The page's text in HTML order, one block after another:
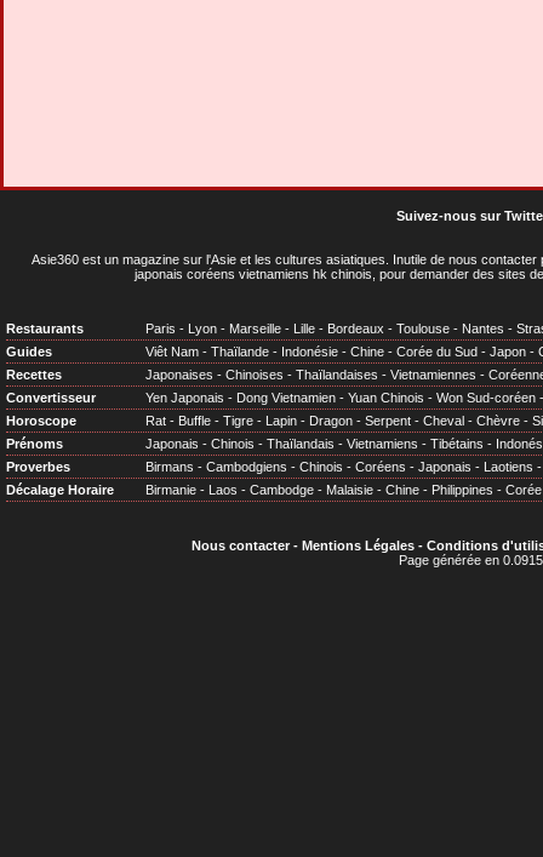
Suivez-nous sur
Asie360 est un magazine sur l'Asie et les cultures asiatiques . Inutile de nous
japonais coréens vietnamiens hk chinois, pour demander des sites
Restaurants Paris - Lyon - Marseille - Lille - Bordeaux - Toulouse - Nantes -
Guides
Viêt Nam - Thaïlande - Indonésie - Chine - Corée du Sud - Japon -
Recettes
Japonaises - Chinoises - Thaïlandaises - Vietnamiennes -
Convertisseur
Yen Japonais - Dong Vietnamien - Yuan Chinois - Won Sud-coréen
Horoscope
Rat - Buffle - Tigre - Lapin - Dragon - Serpent - Cheval - Chèvre -
Prénoms
Japonais - Chinois - Thaïlandais - Vietnamiens - Tibétains -
Proverbes
Birmans - Cambodgiens - Chinois - Coréens - Japonais - Laotiens
Décalage Horaire
Birmanie - Laos - Cambodge - Malaisie - Chine - Philippines - Corée
Nous contacter- Mentions Légales- Conditions
Page générée en